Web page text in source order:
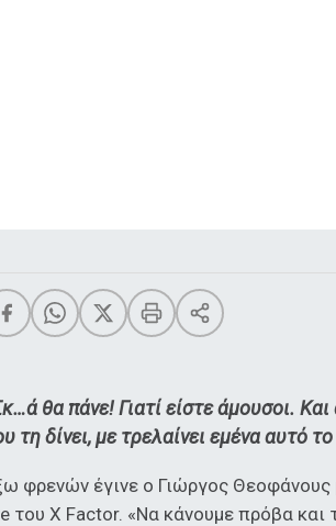
θα πάνε! Γιατί είστε άμουσοι.
τη δίνει, με τρελαίνει εμένα αυτό
φρενών έγινε ο Γιώργος Θεοφάνους
του X Factor. «Να κάνουμε πρόβα και